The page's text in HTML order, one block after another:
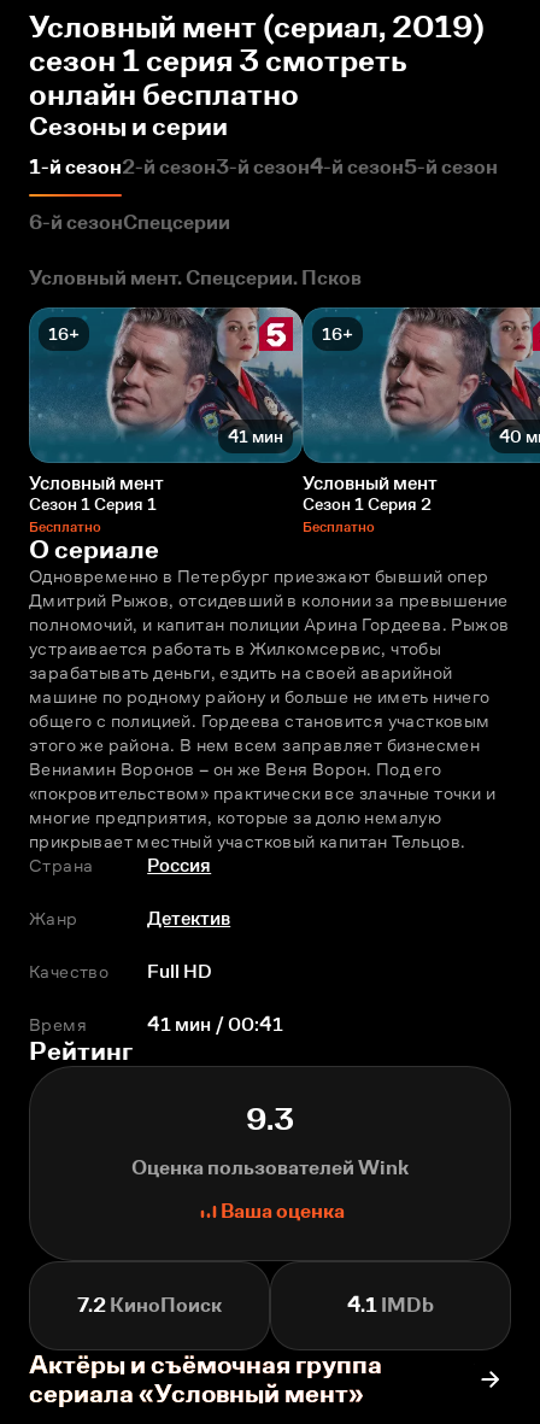
Условный мент (сериал, 2019)
сезон 1 серия 3 смотреть
онлайн бесплатно
Сезоны и серии
1-й сезон2-й сезон3-й сезон4-й сезон5-й сезон
6-й сезонСпецсерии
Условный мент. Спецсерии. Псков
16+
41 мин
Условный мент
Сезон 1 Серия 1
Бесплатно
16+
40
Условный мент
Сезон 1 Серия 2
Бесплатно
О сериале
Одновременно в Петербург приезжают бывший опер
Дмитрий Рыжов, отсидевший в колонии за превышение
полномочий, и капитан полиции Арина Гордеева. Рыжов
устраивается работать в Жилкомсервис, чтобы
зарабатывать деньги, ездить на своей аварийной
машине по родному району и больше не иметь ничего
общего с полицией. Гордеева становится участковым
этого же района. В нeм всем заправляет бизнесмен
Вениамин Воронов – он же Веня Ворон. Под его
«покровительством» практически все злачные точки и
многие предприятия, которые за долю немалую
прикрывает местный участковый капитан Тельцов.
Страна
Россия
Жанр Детектив
Качество Full HD
Время 41 мин / 00:41
Рейтинг
9.3
Оценка пользователей Wink
Ваша оценка
7.2 КиноПоиск 4.1 IMDb
Актёры и съёмочная группа
сериала «Условный мент»